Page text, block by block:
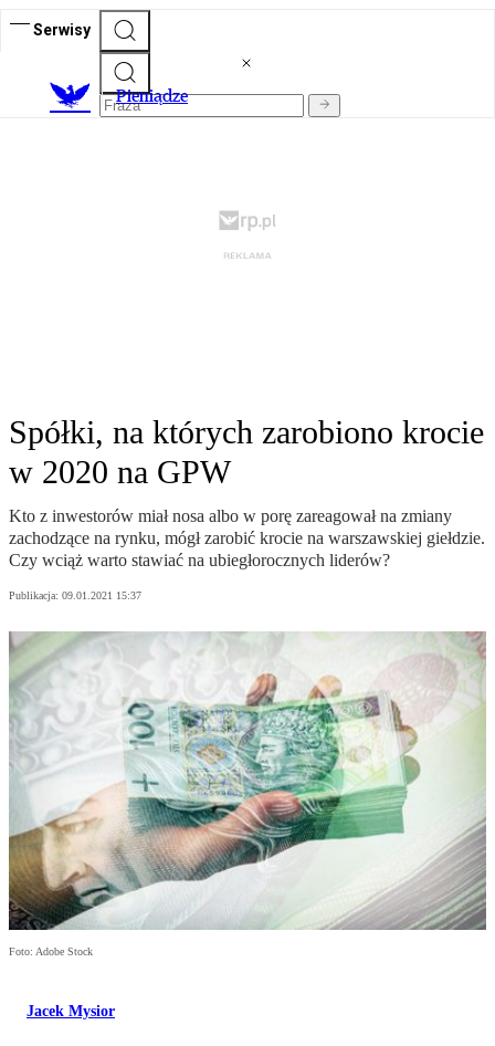
Serwisy
Pieniądze
Spółki, na których zarobiono krocie
w 2020 na GPW
Kto z inwestorów miał nosa albo w porę zareagował na zmiany
zachodzące na rynku, mógł zarobić krocie na warszawskiej giełdzie.
Czy wciąż warto stawiać na ubiegłorocznych liderów?
Publikacja: 09.01.2021 15:37
Foto: Adobe Stock
Jacek Mysior